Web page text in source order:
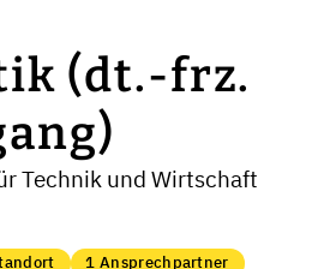
(dt.-frz.
Technik und Wirtschaft
1 Ansprechpartner